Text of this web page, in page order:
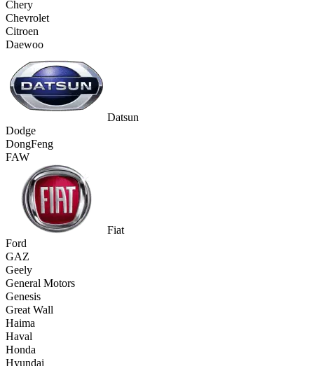
Chery
Chevrolet
Citroen
Daewoo
Datsun
Dodge
DongFeng
FAW
Fiat
Ford
GAZ
Geely
General Motors
Genesis
Great Wall
Haima
Haval
Honda
Hyundai